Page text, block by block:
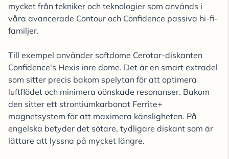
mycket från tekniker och teknologier som används i
våra avancerade Contour och Confidence passiva hi-fi-
familjer.
Till exempel använder softdome Cerotar-diskanten
Confidence's Hexis inre dome. Det är en smart extradel
som sitter precis bakom spelytan för att optimera
luftflödet och minimera oönskade resonanser. Bakom
den sitter ett strontiumkarbonat Ferrite+
magnetsystem för att maximera känsligheten. På
engelska betyder det sötare, tydligare diskant som är
lättare att lyssna på mycket längre.